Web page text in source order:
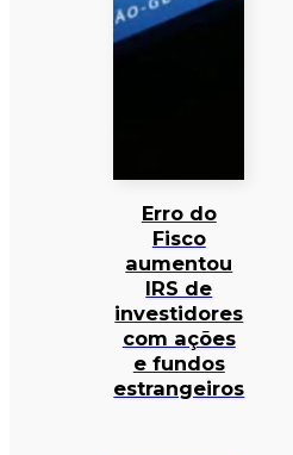
Erro do
Fisco
aumentou
IRS de
investidores
com ações
e fundos
estrangeiros